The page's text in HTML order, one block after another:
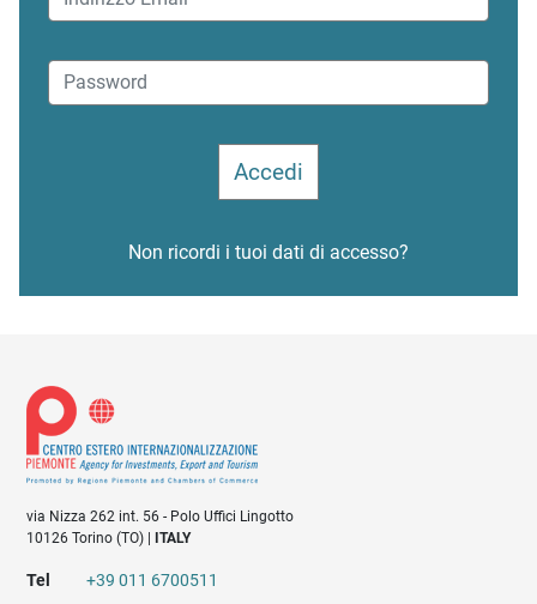
Non ricordi i tuoi dati di accesso?
via Nizza 262 int. 56 - Polo Uffici Lingotto
10126 Torino (TO) |ITALY
Tel
+39 011 6700511